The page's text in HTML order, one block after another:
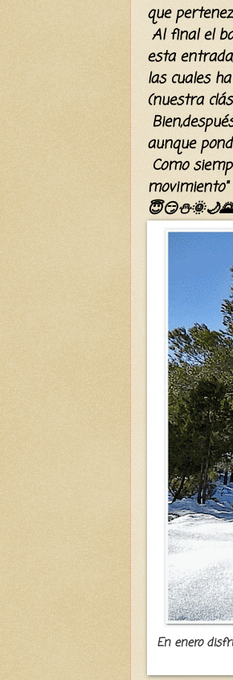
que
Al final el
esta
las cuales
(nuestra
aunque
Como
En enero